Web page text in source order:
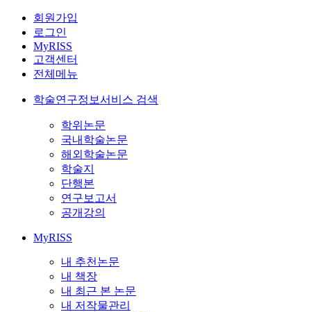
회원가입
로그인
MyRISS
고객센터
전체메뉴
학술연구정보서비스 검색
학위논문
국내학술논문
해외학술논문
학술지
단행본
연구보고서
공개강의
MyRISS
내 추천논문
내 책장
내 최근 본 논문
내 저작물관리